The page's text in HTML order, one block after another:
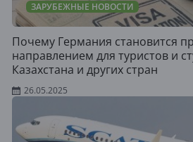
ЗАРУБЕЖНЫЕ НОВОСТИ
Почему Германия становится
направлением для туристов и
Казахстана и других стран
26.05.2025